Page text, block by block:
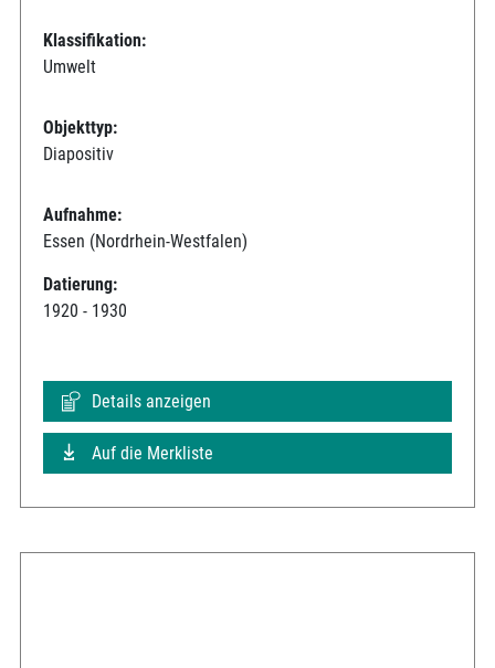
Klassifikation:
Umwelt
Objekttyp:
Diapositiv
Aufnahme:
Essen (Nordrhein-Westfalen)
Datierung:
1920 - 1930
Details anzeigen
Auf die Merkliste